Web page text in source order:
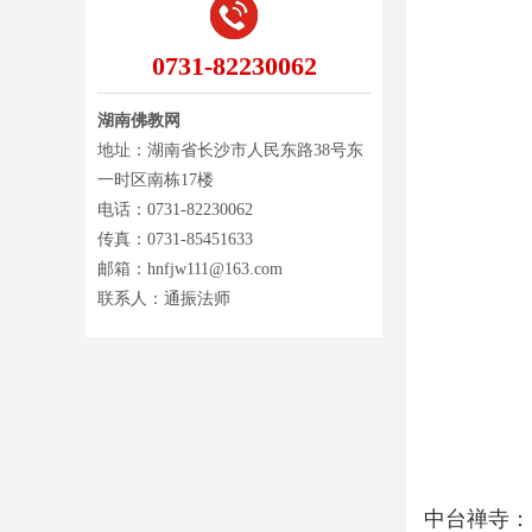
0731-82230062
湖南佛教网
地址：湖南省长沙市人民东路38号东
一时区南栋17楼
电话：0731-82230062
传真：0731-85451633
邮箱：hnfjw111@163.com
联系人：通振法师
中台禅寺：